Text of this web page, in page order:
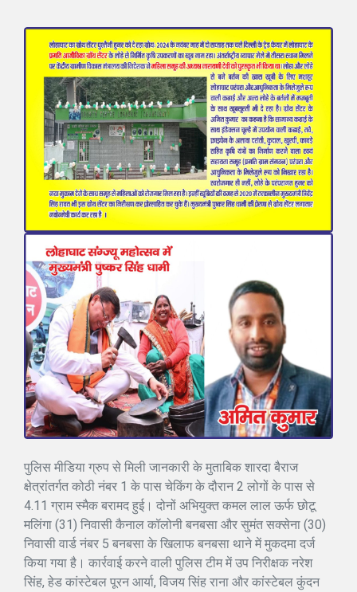
पुलिस मीडिया ग्रुप से मिली जानकारी के मुताबिक शारदा बैराज
क्षेत्रांतर्गत कोठी नंबर 1 के पास चेकिंग के दौरान 2 लोगों के पास से
4.11 ग्राम स्मैक बरामद हुई। दोनों अभियुक्त कमल लाल ऊर्फ छोटू
मलिंगा (31) निवासी कैनाल कॉलोनी बनबसा और सुमंत सक्सेना (30)
निवासी वार्ड नंबर 5 बनबसा के खिलाफ बनबसा थाने में मुकदमा दर्ज
किया गया है। कार्रवाई करने वाली पुलिस टीम में उप निरीक्षक नरेश
सिंह, हेड कांस्टेबल पूरन आर्या, विजय सिंह राना और कांस्टेबल कुंदन